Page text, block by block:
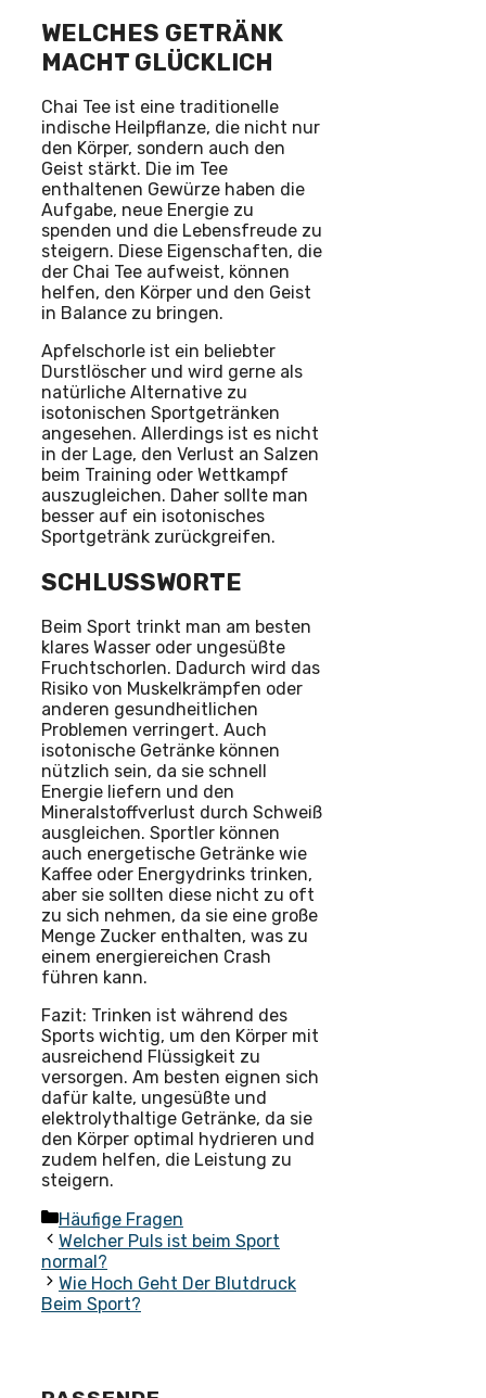
WELCHES GETRÄNK
MACHT GLÜCKLICH
Chai Tee ist eine traditionelle
indische Heilpflanze, die nicht nur
den Körper, sondern auch den
Geist stärkt. Die im Tee
enthaltenen Gewürze haben die
Aufgabe, neue Energie zu
spenden und die Lebensfreude zu
steigern. Diese Eigenschaften, die
der Chai Tee aufweist, können
helfen, den Körper und den Geist
in Balance zu bringen.
Apfelschorle ist ein beliebter
Durstlöscher und wird gerne als
natürliche Alternative zu
isotonischen Sportgetränken
angesehen. Allerdings ist es nicht
in der Lage, den Verlust an Salzen
beim Training oder Wettkampf
auszugleichen. Daher sollte man
besser auf ein isotonisches
Sportgetränk zurückgreifen.
SCHLUSSWORTE
Beim Sport trinkt man am besten
klares Wasser oder ungesüßte
Fruchtschorlen. Dadurch wird das
Risiko von Muskelkrämpfen oder
anderen gesundheitlichen
Problemen verringert. Auch
isotonische Getränke können
nützlich sein, da sie schnell
Energie liefern und den
Mineralstoffverlust durch Schweiß
ausgleichen. Sportler können
auch energetische Getränke wie
Kaffee oder Energydrinks trinken,
aber sie sollten diese nicht zu oft
zu sich nehmen, da sie eine große
Menge Zucker enthalten, was zu
einem energiereichen Crash
führen kann.
Fazit: Trinken ist während des
Sports wichtig, um den Körper mit
ausreichend Flüssigkeit zu
versorgen. Am besten eignen sich
dafür kalte, ungesüßte und
elektrolythaltige Getränke, da sie
den Körper optimal hydrieren und
zudem helfen, die Leistung zu
steigern.
Kategorien
Häufige Fragen
Welcher Puls ist beim Sport
normal?
Wie Hoch Geht Der Blutdruck
Beim Sport?